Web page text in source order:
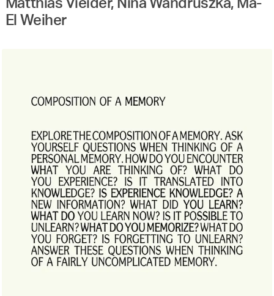
Matthias Vieider, Nina Wandruszka, Ma-
El Weiher